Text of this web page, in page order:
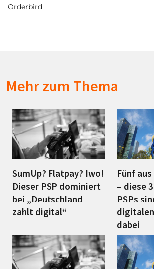
Orderbird
Mehr zum Thema
SumUp? Flatpay? Iwo!
Dieser PSP dominiert
bei „Deutschland
zahlt digital“
Fünf
– diese
PSPs
dabei